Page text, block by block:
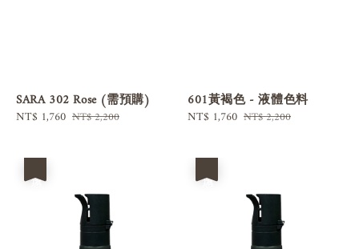
SARA 302 Rose (需預購)
Sale
NT$ 1,760 Regular
NT$ 2,200
601黃褐色 - 液體色料
Sale
NT$ 1,760 Regular
NT$ 2,200